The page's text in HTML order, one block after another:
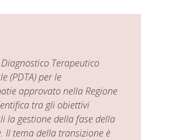
Terapeutico
(PDTA) per le
approvato nella Regione
tra gli obiettivi
la gestione della fase della
Il tema della transizione è